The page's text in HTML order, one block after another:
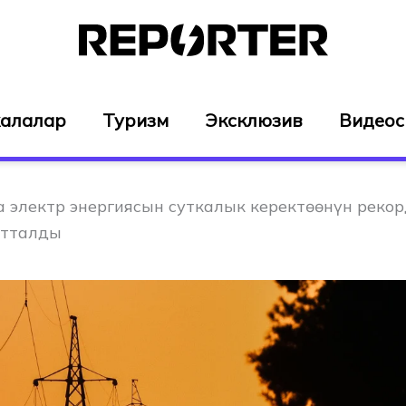
Туризм Эксклюзив
энергиясын суткалык керектөөнүн